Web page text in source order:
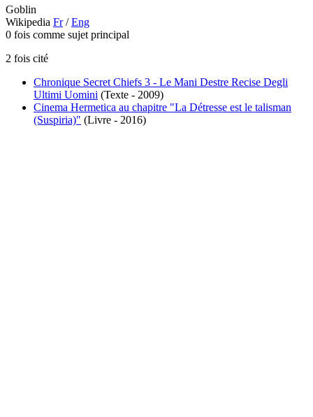
Goblin
Wikipedia Fr/Eng
0 fois comme sujet principal
2 fois cité
Chronique Secret Chiefs 3 - Le Mani Destre Recise Degli
Ultimi Uomini (Texte - 2009)
Cinema Hermetica au chapitre "La Détresse est le talisman
(Suspiria)" (Livre - 2016)